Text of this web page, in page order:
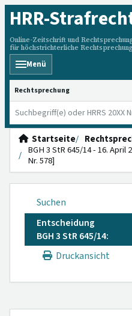
HRR-
Online-Zeitschrift und
für höchstrichterliche
Menü
HRRS durchsuchen
Startseite
BGH 3 StR 645/14 - 16. April
Nr. 578]
Suchen
Entscheidung
BGH 3 StR 645/14:
Druckansicht